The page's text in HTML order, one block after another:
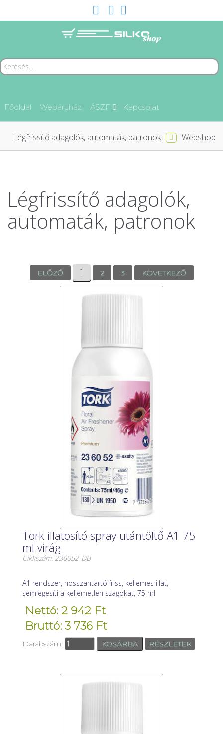
Főoldal Webáruház ÁSZF Kapcsolat
Webshop
Légfrissítő adagolók, automaták, patronok
Légfrissítő adagolók,
automaták, patronok
ELŐZŐ 1 2 3 KÖVETKEZŐ
Tork illatosító spray utántöltő A1 75
ml virág
Cikkszám: 236052-DB
A1 rendszer, hosszantartó friss, kellemes illat,
semlegesíti a kellemetlen szagokat, 75 ml
Nettó: 2 942 Ft
Bruttó: 3 736 Ft
Darabszám: RÉSZLETEK